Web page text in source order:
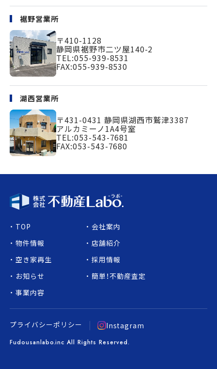
裾野営業所
〒410-1128
静岡県裾野市二ツ屋140-2
TEL:055-939-8531
FAX:055-939-8530
湖西営業所
〒431-0431 静岡県湖西市鷲津3387
アルカミーノ1A4号室
TEL:053-543-7681
FAX:053-543-7680
プライバシーポリシー Instagram
Fudousanlabo.inc All Rights Reserved.
TOP
お知らせ
店舗紹介
物件情報
事業内容
採用情報
空き家再生
会社案内
簡単！不動産査定